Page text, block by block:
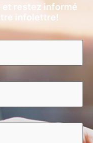
et restez informé
infolettre!